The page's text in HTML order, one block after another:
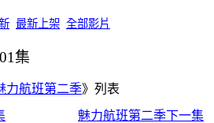
最新上架 全部影片
集
力航班第二季》列表
魅力航班第二季下一集